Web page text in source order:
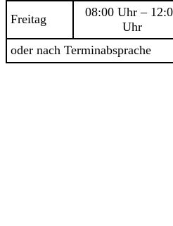
Freitag
08:00 Uhr –
Uhr
oder nach Terminabsprache